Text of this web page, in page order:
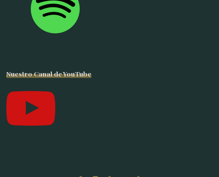
Nuestro Canal de YouTube